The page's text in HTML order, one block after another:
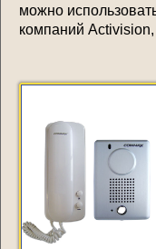
можно
компаний